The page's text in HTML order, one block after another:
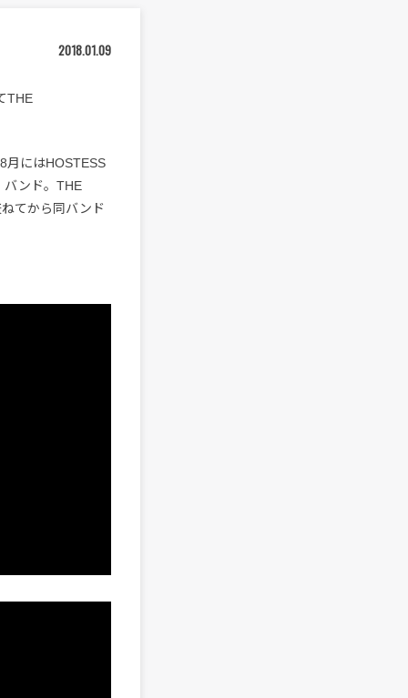
2018.01.09
THE
月にはHOSTESS
バンド。THE
てから同バンド